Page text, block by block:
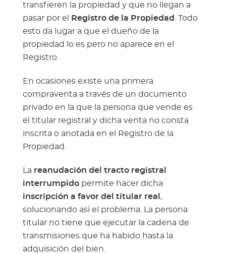
transfieren la propiedad y que no llegan a
pasar por el
Registro de la Propiedad
. Todo
esto da lugar a que el dueño de la
propiedad lo es pero no aparece en el
Registro.
En ocasiones existe una primera
compraventa a través de un documento
privado en la que la persona que vende es
el titular registral y dicha venta no consta
inscrita o anotada en el Registro de la
Propiedad.
La reanudación del tracto registral
interrumpidopermite hacer dicha
inscripción a favor del titular real ,
solucionando así el problema. La persona
titular no tiene que ejecutar la cadena de
transmisiones que ha habido hasta la
adquisición del bien.